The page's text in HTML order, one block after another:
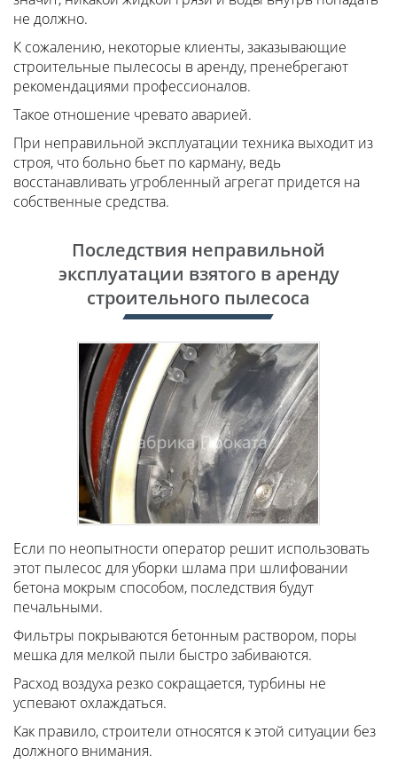
не должно.
К сожалению, некоторые клиенты, заказывающие
строительные пылесосы в аренду, пренебрегают
рекомендациями профессионалов.
Такое отношение чревато аварией.
При неправильной эксплуатации техника выходит из
строя, что больно бьет по карману, ведь
восстанавливать угробленный агрегат придется на
собственные средства.
Последствия неправильной
эксплуатации взятого в аренду
строительного пылесоса
Если по неопытности оператор решит использовать
этот пылесос для уборки шлама при шлифовании
бетона мокрым способом, последствия будут
печальными.
Фильтры покрываются бетонным раствором, поры
мешка для мелкой пыли быстро забиваются.
Расход воздуха резко сокращается, турбины не
успевают охлаждаться.
Как правило, строители относятся к этой ситуации без
должного внимания.